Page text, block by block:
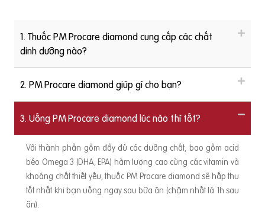
1. Thuốc PM Procare diamond cung cấp các chất
dinh dưỡng nào?
2. PM Procare diamond giúp gì cho bạn?
3. Uống PM Procare diamond lúc nào thì tốt?
Với thành phần gồm đầy đủ các dưỡng chất, bao gồm acid
béo Omega 3 (DHA, EPA) hàm lượng cao cùng các vitamin và
khoáng chất thiết yếu, thuốc PM Procare diamond sẽ hấp thu
tốt nhất khi bạn uống ngay sau bữa ăn (chậm nhất là 1h sau
ăn).